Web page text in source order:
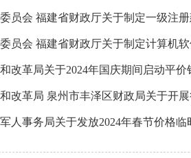
员会 福建省财政厅关于制定一级注
员会 福建省财政厅关于制定计算机
改革局关于2024年国庆期间启动平价
改革局 泉州市丰泽区财政局关于开
人事务局关于发放2024年春节价格临